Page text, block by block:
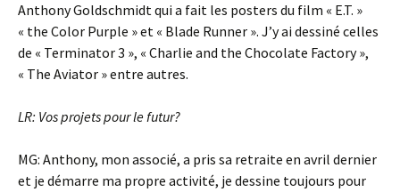
Anthony Goldschmidt qui a fait les posters du film « E.T. »
« the Color Purple » et « Blade Runner ». J’y ai dessiné celles
de « Terminator 3 », « Charlie and the Chocolate Factory »,
« The Aviator » entre autres.
LR: Vos projets pour le futur?
MG: Anthony, mon associé, a pris sa retraite en avril dernier
et je démarre ma propre activité, je dessine toujours pour